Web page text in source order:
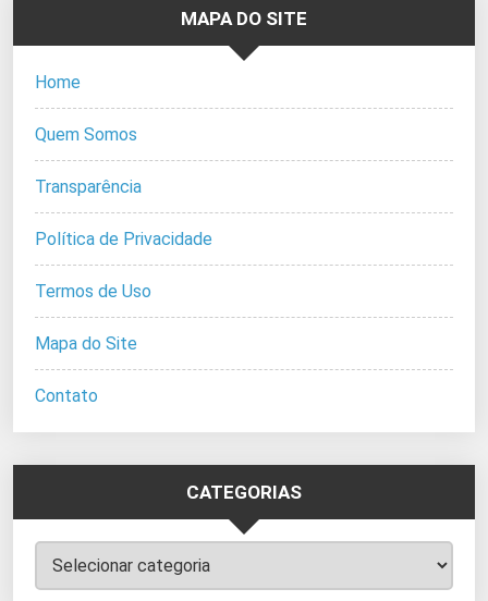
MAPA DO SITE
Home
Quem Somos
Transparência
Política de Privacidade
Termos de Uso
Mapa do Site
Contato
CATEGORIAS
Categorias